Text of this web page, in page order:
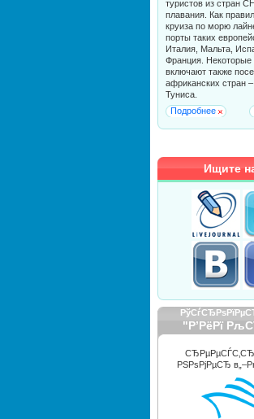
туристов из стран
плавания. Как
круиза по морю
порты таких
Италия, Мальта,
Франция.
включают также
африканских стран
Туниса.
Подробнее
Ищите
РЅРѕРјРµСЂ
"Р’РёРї